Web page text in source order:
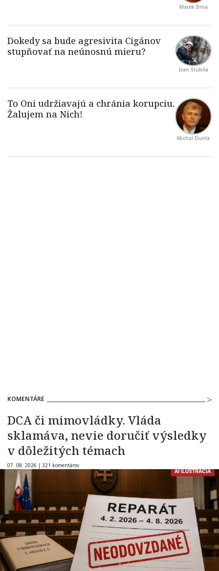
Marek Brna
Ivan Štubňa
Michal Durila
KOMENTÁRE
DCA či mimovládky. Vláda
sklamáva, nevie doručiť výsledky
v dôležitých témach
07. 08. 2026 | 321 komentárov